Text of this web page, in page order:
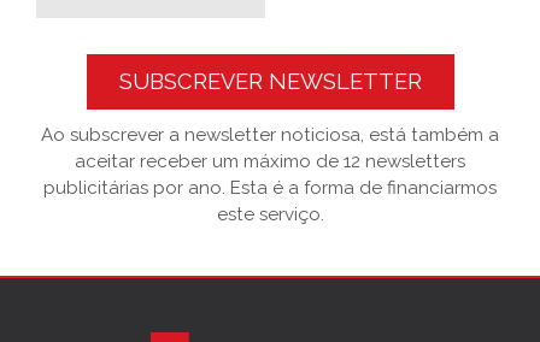
SUBSCREVER NEWSLETTER
Ao subscrever a newsletter noticiosa, está também a
aceitar receber um máximo de 12 newsletters
publicitárias por ano. Esta é a forma de financiarmos
este serviço.